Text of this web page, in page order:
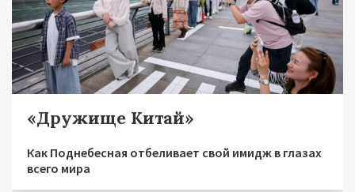
«Дружище Китай»
Как Поднебесная отбеливает свой имидж в глазах
всего мира